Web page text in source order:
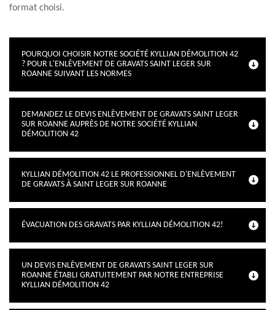
format choisi.
POURQUOI CHOISIR NOTRE SOCIÉTÉ KYLLIAN DÉMOLITION 42
? POUR L'ENLÈVEMENT DE GRAVATS SAINT LEGER SUR
ROANNE SUIVANT LES NORMES
DEMANDEZ LE DEVIS ENLÈVEMENT DE GRAVATS SAINT LEGER
SUR ROANNE AUPRÈS DE NOTRE SOCIÉTÉ KYLLIAN
DÉMOLITION 42
KYLLIAN DÉMOLITION 42 LE PROFESSIONNEL D'ENLÈVEMENT
DE GRAVATS À SAINT LEGER SUR ROANNE
ÉVACUATION DES GRAVATS PAR KYLLIAN DÉMOLITION 42!
UN DEVIS ENLÈVEMENT DE GRAVATS SAINT LEGER SUR
ROANNE ÉTABLI GRATUITEMENT PAR NOTRE ENTREPRISE
KYLLIAN DÉMOLITION 42